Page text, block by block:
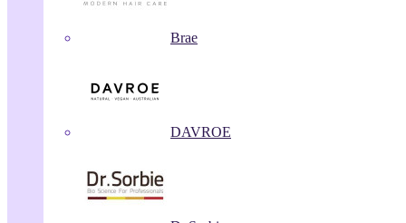
Brae
DAVROE